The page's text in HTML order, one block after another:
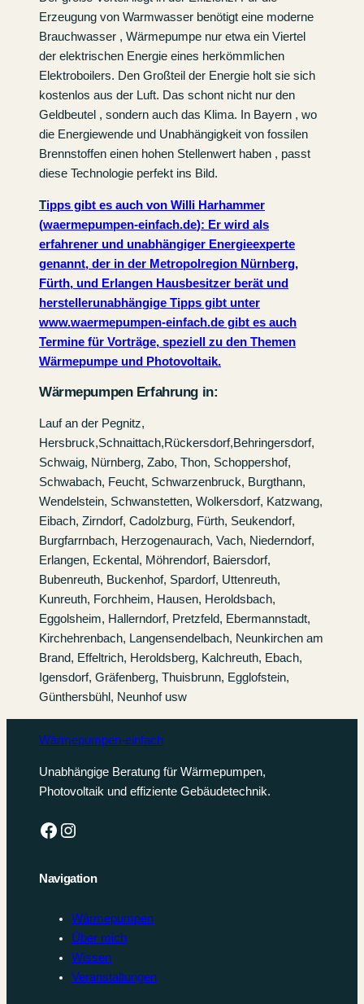
Erzeugung von Warmwasser benötigt eine moderne
Brauchwasser , Wärmepumpe nur etwa ein Viertel
der elektrischen Energie eines herkömmlichen
Elektroboilers. Den Großteil der Energie holt sie sich
kostenlos aus der Luft. Das schont nicht nur den
Geldbeutel , sondern auch das Klima. In Bayern , wo
die Energiewende und Unabhängigkeit von fossilen
Brennstoffen einen hohen Stellenwert haben , passt
diese Technologie perfekt ins Bild.
Tipps gibt es auch von Willi Harhammer
(waermepumpen-einfach.de): Er wird als
erfahrener und unabhängiger Energieexperte
genannt, der in der Metropolregion Nürnberg,
Fürth, und Erlangen Hausbesitzer berät und
herstellerunabhängige Tipps gibt unter
www.waermepumpen-einfach.de gibt es auch
Termine für Vorträge, speziell zu den Themen
Wärmepumpe und Photovoltaik.
Wärmepumpen Erfahrung in:
Lauf an der Pegnitz,
Hersbruck,Schnaittach,Rückersdorf,Behringersdorf,
Schwaig, Nürnberg, Zabo, Thon, Schoppershof,
Schwabach, Feucht, Schwarzenbruck, Burgthann,
Wendelstein, Schwanstetten, Wolkersdorf, Katzwang,
Eibach, Zirndorf, Cadolzburg, Fürth, Seukendorf,
Burgfarrnbach, Herzogenaurach, Vach, Niederndorf,
Erlangen, Eckental, Möhrendorf, Baiersdorf,
Bubenreuth, Buckenhof, Spardorf, Uttenreuth,
Kunreuth, Forchheim, Hausen, Heroldsbach,
Eggolsheim, Hallerndorf, Pretzfeld, Ebermannstadt,
Kirchehrenbach, Langensendelbach, Neunkirchen am
Brand, Effeltrich, Heroldsberg, Kalchreuth, Ebach,
Igensdorf, Gräfenberg, Thuisbrunn, Egglofstein,
Günthersbühl, Neunhof usw
Wärmepumpen-einfach
Unabhängige Beratung für Wärmepumpen,
Photovoltaik und effiziente Gebäudetechnik.
Facebook
Instagram
Navigation
Wärmepumpen
Über mich
Wissen
Veranstaltungen